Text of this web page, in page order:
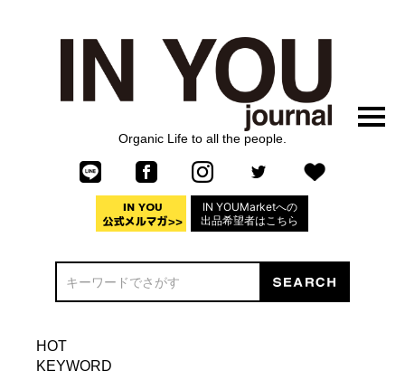
Organic Life to all the people.
IN YOUMarketへの
出品希望者はこちら
HOT
KEYWORD